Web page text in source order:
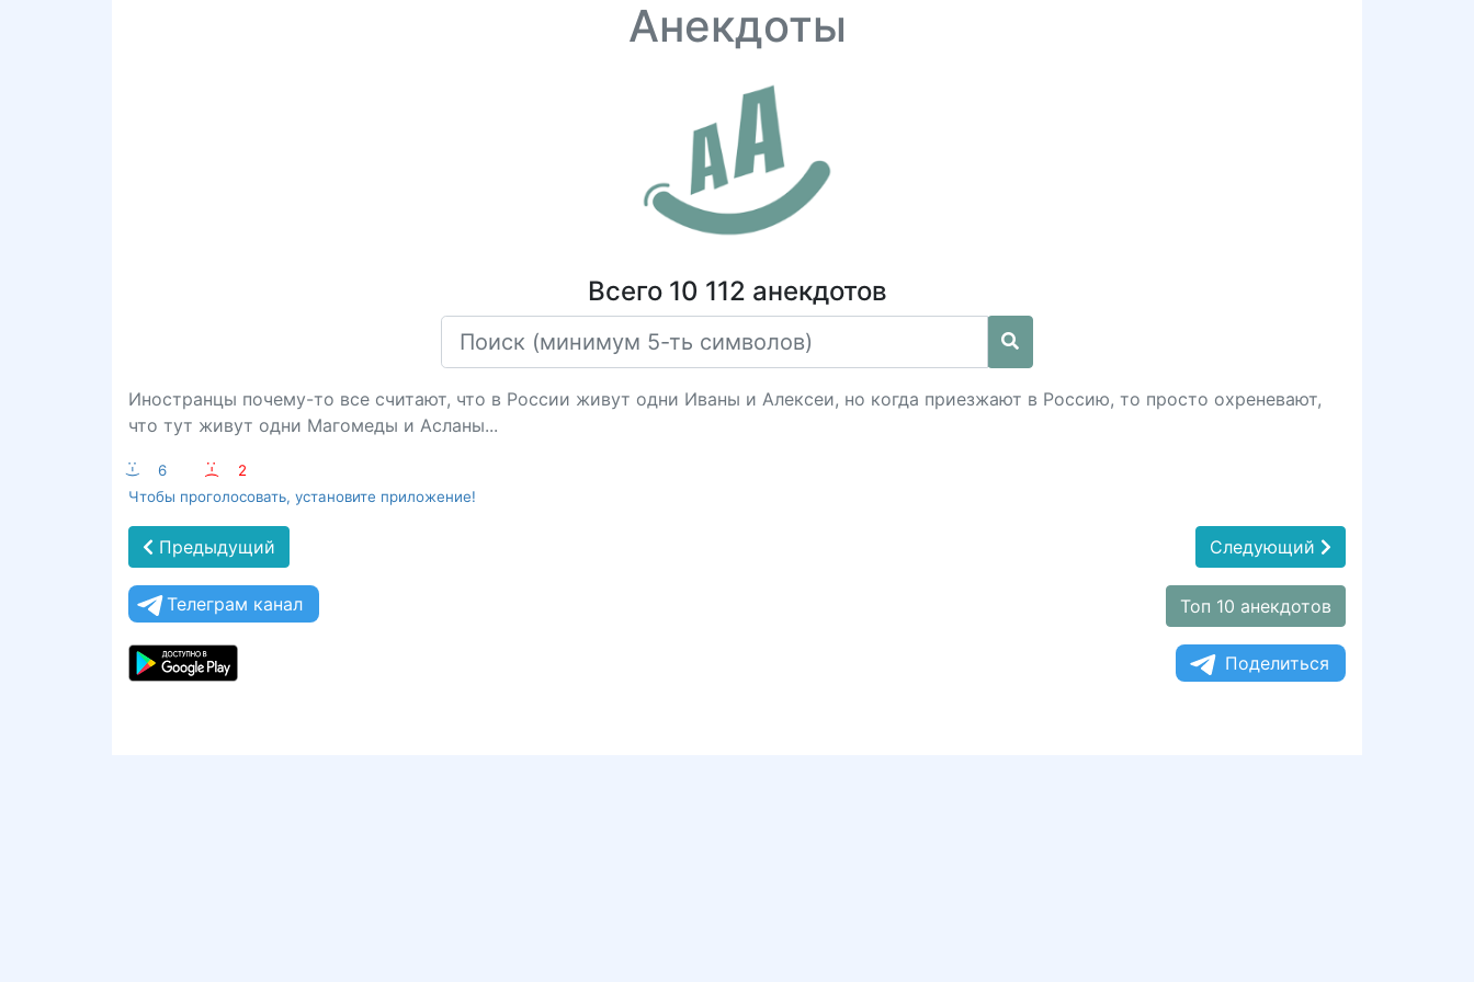
Анекдоты
Всего 10 112 анекдотов
Иностранцы почему-то все считают, что в России живут одни Иваны и Алексеи, но когда приезжают в Россию, то просто охреневают,
что тут живут одни Магомеды и Асланы...
:-) 6 :-(
2
Чтобы проголосовать, установите приложение!
Предыдущий Следующий
Телеграм канал Топ 10 анекдотов
Поделиться